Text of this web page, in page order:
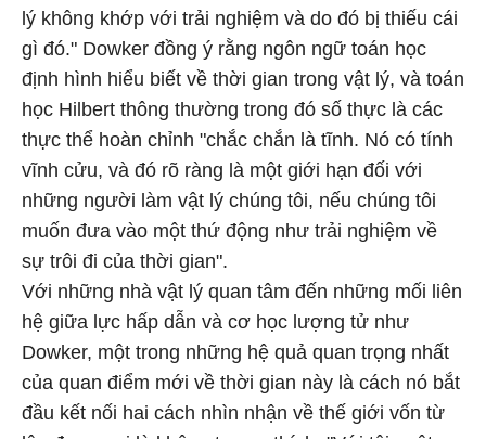
lý không khớp với trải nghiệm và do đó bị thiếu cái
gì đó." Dowker đồng ý rằng ngôn ngữ toán học
định hình hiểu biết về thời gian trong vật lý, và toán
học Hilbert thông thường trong đó số thực là các
thực thể hoàn chỉnh "chắc chắn là tĩnh. Nó có tính
vĩnh cửu, và đó rõ ràng là một giới hạn đối với
những người làm vật lý chúng tôi, nếu chúng tôi
muốn đưa vào một thứ động như trải nghiệm về
sự trôi đi của thời gian".
Với những nhà vật lý quan tâm đến những mối liên
hệ giữa lực hấp dẫn và cơ học lượng tử như
Dowker, một trong những hệ quả quan trọng nhất
của quan điểm mới về thời gian này là cách nó bắt
đầu kết nối hai cách nhìn nhận về thế giới vốn từ